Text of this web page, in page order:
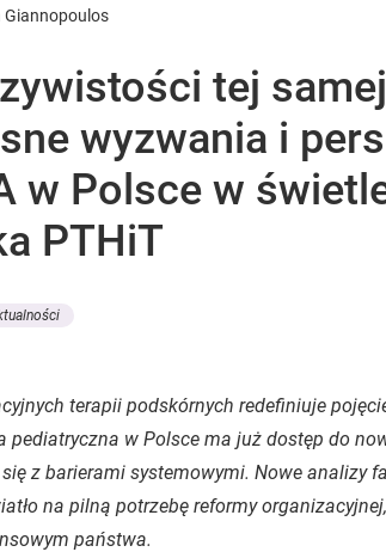
Giannopoulos
tej
wyzwania i
w Polsce w
PTHiT
terapii podskórnych redefiniuje
pediatryczna w Polsce ma już dostęp do
z barierami systemowymi. Nowe analizy
na pilną potrzebę reformy
państwa.